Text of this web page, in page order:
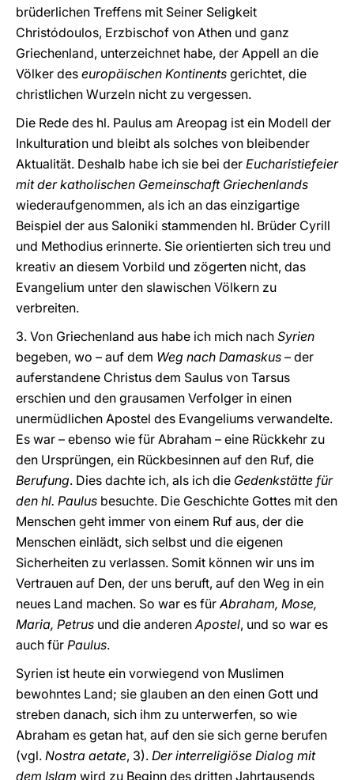
brüderlichen Treffens mit Seiner Seligkeit
Christódoulos, Erzbischof von Athen und ganz
Griechenland, unterzeichnet habe, der Appell an die
Völker des europäischen Kontinents gerichtet, die
christlichen Wurzeln nicht zu vergessen.
Die Rede des hl. Paulus am Areopag ist ein Modell der
Inkulturation und bleibt als solches von bleibender
Aktualität. Deshalb habe ich sie bei der Eucharistiefeier
mit der katholischen Gemeinschaft Griechenlands
wiederaufgenommen, als ich an das einzigartige
Beispiel der aus Saloniki stammenden hl. Brüder Cyrill
und Methodius erinnerte. Sie orientierten sich treu und
kreativ an diesem Vorbild und zögerten nicht, das
Evangelium unter den slawischen Völkern zu
verbreiten.
3. Von Griechenland aus habe ich mich nach Syrien
begeben, wo – auf dem Weg nach Damaskus – der
auferstandene Christus dem Saulus von Tarsus
erschien und den grausamen Verfolger in einen
unermüdlichen Apostel des Evangeliums verwandelte.
Es war – ebenso wie für Abraham – eine Rückkehr zu
den Ursprüngen, ein Rückbesinnen auf den Ruf, die
Berufung. Dies dachte ich, als ich die Gedenkstätte für
den hl. Paulus besuchte. Die Geschichte Gottes mit den
Menschen geht immer von einem Ruf aus, der die
Menschen einlädt, sich selbst und die eigenen
Sicherheiten zu verlassen. Somit können wir uns im
Vertrauen auf Den, der uns beruft, auf den Weg in ein
neues Land machen. So war es fürAbraham, Mose,
Maria, Petrus und die anderenApostel, und so war es
auch für Paulus.
Syrien ist heute ein vorwiegend von Muslimen
bewohntes Land; sie glauben an den einen Gott und
streben danach, sich ihm zu unterwerfen, so wie
Abraham es getan hat, auf den sie sich gerne berufen
(vgl. Nostra aetate, 3). Der interreligiöse Dialog mit
dem Islam wird zu Beginn des dritten Jahrtausends